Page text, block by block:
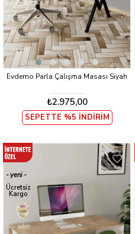
Evdemo Parla Çalışma Masası Siyah
₺2.975,00
SEPETTE %5 İNDİRİM
yeni
ürün
Ücretsiz
Kargo